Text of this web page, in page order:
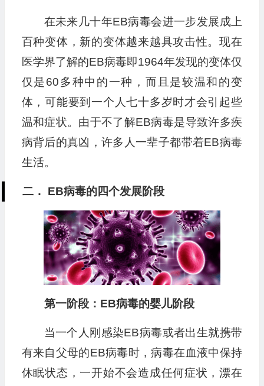
在未来几十年EB病毒会进一步发展成上
百种变体，新的变体越来越具攻击性。现在
医学界了解的EB病毒即1964年发现的变体仅
仅是60多种中的一种，而且是较温和的变
体，可能要到一个人七十多岁时才会引起些
温和症状。由于不了解EB病毒是导致许多疾
病背后的真凶，许多人一辈子都带着EB病毒
生活。
二． EB病毒的四个发展阶段
第一阶段：EB病毒的婴儿阶段
当一个人刚感染EB病毒或者出生就携带
有来自父母的EB病毒时，病毒在血液中保持
休眠状态，一开始不会造成任何症状，漂在